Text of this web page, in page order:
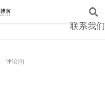
联系我们
评论(0)